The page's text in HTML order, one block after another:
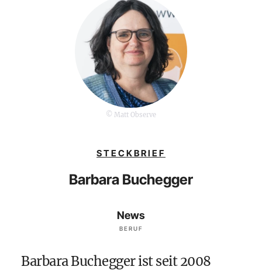
© Matt Observe
STECKBRIEF
Barbara Buchegger
BERUF
News
Barbara Buchegger ist seit 2008